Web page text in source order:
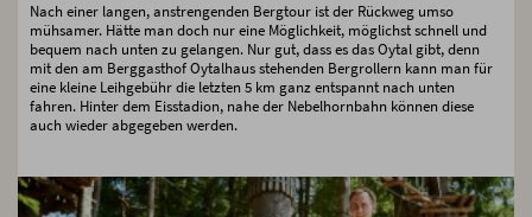
Nach einer langen, anstrengenden Bergtour ist der Rückweg umso
mühsamer. Hätte man doch nur eine Möglichkeit, möglichst schnell und
bequem nach unten zu gelangen. Nur gut, dass es das Oytal gibt, denn
mit den am Berggasthof Oytalhaus stehenden Bergrollern kann man für
eine kleine Leihgebühr die letzten 5 km ganz entspannt nach unten
fahren. Hinter dem Eisstadion, nahe der Nebelhornbahn können diese
auch wieder abgegeben werden.